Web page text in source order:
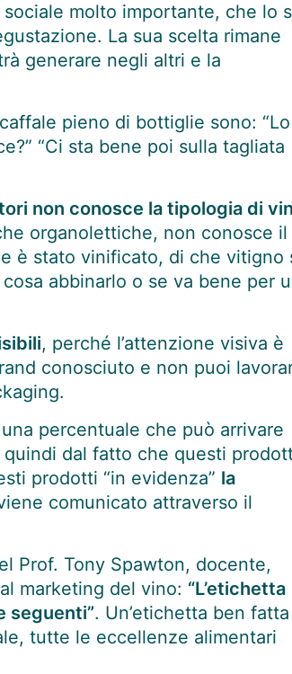
molto importante, che lo
La sua scelta rimane
generare negli altri e la
pieno di bottiglie sono: “Lo
“Ci sta bene poi sulla tagliata
non conosce la tipologia di
organolettiche, non conosce il
è stato vinificato, di che vitigno
abbinarlo o se va bene per
, perché l’attenzione visiva è
conosciuto e non puoi
percentuale che può arrivare
dal fatto che questi
prodotti “in evidenza” la
comunicato attraverso il
Prof. Tony Spawton, docente,
marketing del vino: “L’etichetta
seguenti”. Un’etichetta ben fatta
tutte le eccellenze alimentari